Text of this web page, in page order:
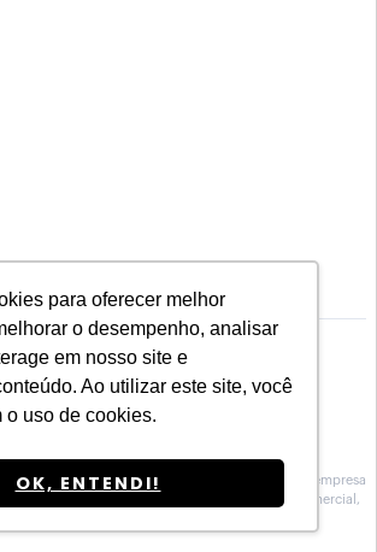
para oferecer melhor
o desempenho, analisar
em nosso site e
Ao utilizar este site, você
o uso de cookies.
OK, ENTENDI!
inscrita na Susep sob o Nº 10.0100188, é uma empresa
de serviços de Assessoria, no atendimento comercial,